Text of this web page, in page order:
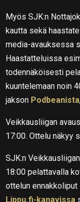
Myös SJK:n
kautta sekä
media-avauksessa
Haastatteluissa
todennäköisesti
kuuntelemaan noin
jakson Podbeanista
Veikkausliigan
17:00. Ottelu näkyy
SJK:n
18:00 pelattavalla
ottelun
Lippu.fi-kanavissa